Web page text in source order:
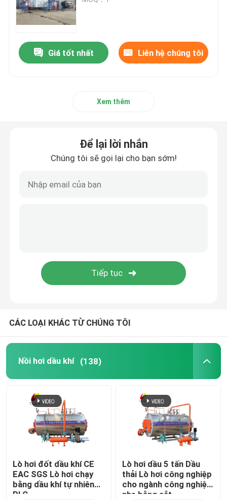
Nồi hơi nước nóng công nghiệp
Lò dầu tải nhiệt
nồi hơi điện
nồi hấp bê tông
Máy phát điện hơi nước
nồi hấp ngâm tẩm
lò khí nóng
Lò phản ứng được lót bằng kính
Các thiết bị phụ trợ nồi hơi
Giá tốt nhất Liên hệ chúng tôi
Xem thêm
Để lại lời nhắn
Chúng tôi sẽ gọi lại cho bạn sớm!
CÁC LOẠI KHÁC TỪ CHÚNG TÔI
Nồi hơi dầu khí (138)
Lò hơi đốt dầu khí CE
EAC SGS Lò hơi chạy
bằng dầu khí tự nhiên
PLC
Lò hơi dầu 5 tấn Dầu
thải Lò hơi công nghiệp
cho ngành công nghiệp
nhẹ bằng sắt